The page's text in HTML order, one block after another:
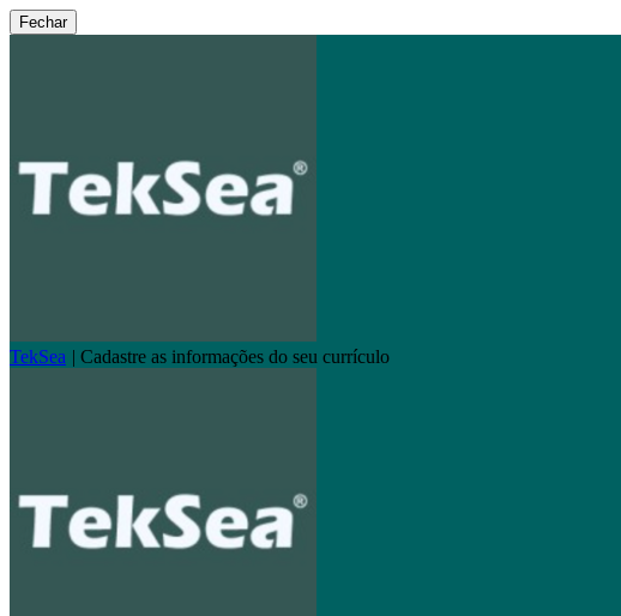
Fechar
TekSea | Cadastre as informações do seu currículo